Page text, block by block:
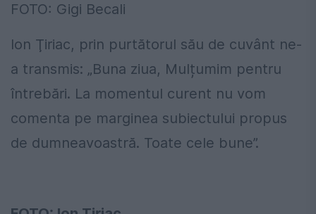
FOTO: Gigi Becali
Ion Ţiriac, prin purtătorul său de cuvânt ne-
a transmis: „Buna ziua, Mulțumim pentru
întrebări. La momentul curent nu vom
comenta pe marginea subiectului propus
de dumneavoastră. Toate cele bune”.